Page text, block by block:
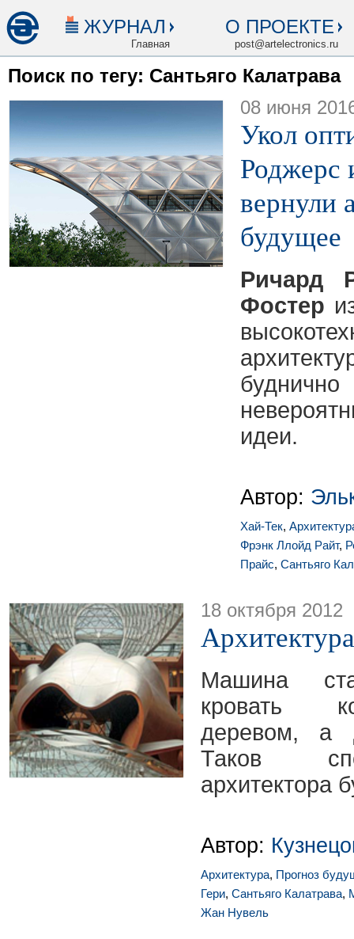
ЖУРНАЛ
Главная
О ПРОЕКТЕ
post@artelectronics.ru
Поиск по тегу: Сантьяго Калатрава
08 июня
Укол
Роджерс
вернули
будущее
Ричард
Фостер
идеи.
Автор:
Хай-Тек,
Фрэнк Ллойд Райт,
Прайс, Сантьяго
18 октября 2012
Машина
кровать
деревом, а
Таков
архитектора
Автор:
Архитектура, Прогноз
Гери, Сантьяго Калатрава,
Жан Нувель